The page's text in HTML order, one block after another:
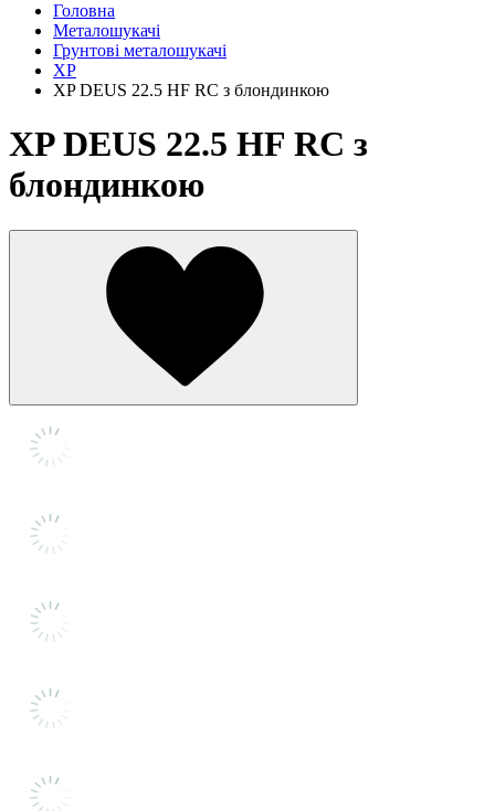
Головна
Металошукачі
Грунтові металошукачі
XP
XP DEUS 22.5 HF RC з блондинкою
XP DEUS 22.5 HF RC з
блондинкою